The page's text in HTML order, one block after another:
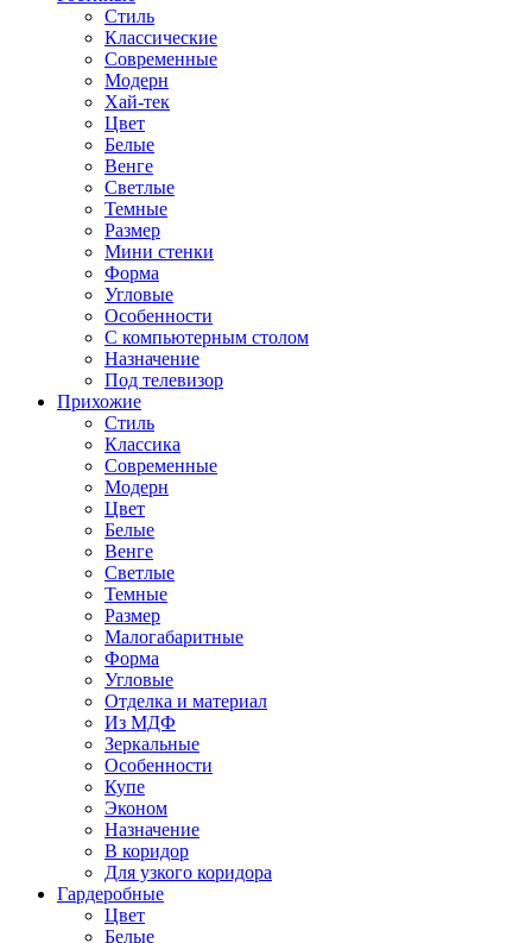
Стиль
Классические
Современные
Модерн
Хай-тек
Цвет
Белые
Венге
Светлые
Темные
Размер
Мини стенки
Форма
Угловые
Особенности
С компьютерным столом
Назначение
Под телевизор
Прихожие
Стиль
Классика
Современные
Модерн
Цвет
Белые
Венге
Светлые
Темные
Размер
Малогабаритные
Форма
Угловые
Отделка и материал
Из МДФ
Зеркальные
Особенности
Купе
Эконом
Назначение
В коридор
Для узкого коридора
Гардеробные
Цвет
Белые